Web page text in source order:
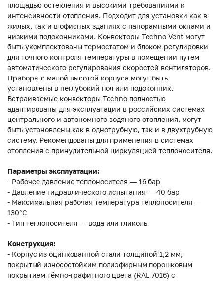
площадью остекления и высокими требованиями к
интенсивности отопления. Подходит для установки как в
жилых, так и в офисных зданиях с панорамными окнами и
низкими подоконниками. Конвекторы Techno Vent могут
быть укомплектованы термостатом и блоком регулировки
для точного контроля температуры в помещении путем
автоматического регулирования скоростей вентиляторов.
Приборы с малой высотой корпуса могут быть
установлены в неглубокий пол или подоконник.
Встраиваемые конвекторы Techno полностью
адаптированы для эксплуатации в российских системах
центрального и автономного водяного отопления, могут
быть установлены как в однотрубную, так и в двухтрубную
систему. Рекомендованы для применения в системах
отопления с принудительной циркуляцией теплоносителя.
Параметры эксплуатации:
- Рабочее давление теплоносителя — 16 бар
- Давление гидравлического испытания — 40 бар
- Максимальная рабочая температура теплоносителя —
130°С
- Тип теплоносителя — вода или гликоль
Конструкция:
- Корпус из оцинкованной стали толщиной 1,2 мм,
покрытый износостойким полиэфирным порошковым
покрытием тёмно-графитного цвета (RAL 7016) с